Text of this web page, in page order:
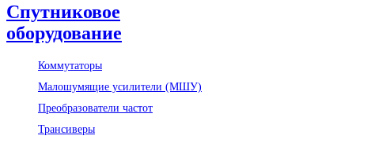
Спутниковое
оборудование
Коммутаторы
Малошумящие усилители (МШУ)
Преобразователи частот
Трансиверы